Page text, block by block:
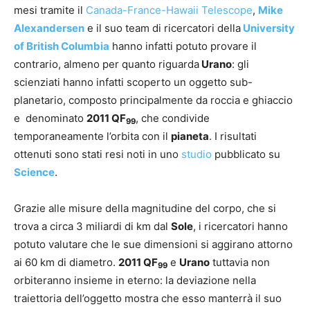
mesi tramite il Canada-France-Hawaii Telescope, Mike
Alexandersen e il suo team di ricercatori della University
of British Columbia hanno infatti potuto provare il
contrario, almeno per quanto riguarda Urano: gli
scienziati hanno infatti scoperto un oggetto sub-
planetario, composto principalmente da roccia e ghiaccio
e denominato 2011 QF99, che condivide
temporaneamente l’orbita con il pianeta. I risultati
ottenuti sono stati resi noti in uno studio pubblicato su
Science.
Grazie alle misure della magnitudine del corpo, che si
trova a circa 3 miliardi di km dal Sole, i ricercatori hanno
potuto valutare che le sue dimensioni si aggirano attorno
ai 60 km di diametro. 2011 QF99 e Urano tuttavia non
orbiteranno insieme in eterno: la deviazione nella
traiettoria dell’oggetto mostra che esso manterrà il suo